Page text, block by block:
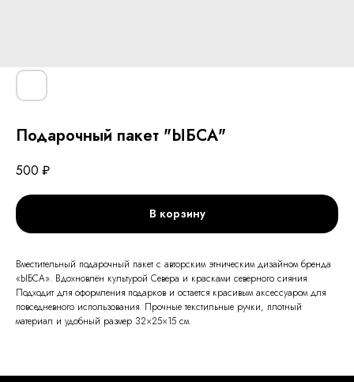
Подарочный пакет "ЫБСА"
500 ₽
В корзину
Вместительный подарочный пакет с авторским этническим дизайном бренда
«ЫБСА». Вдохновлён культурой Севера и красками северного сияния.
Подходит для оформления подарков и остается красивым аксессуаром для
повседневного использования. Прочные текстильные ручки, плотный
материал и удобный размер 32×25×15 см.